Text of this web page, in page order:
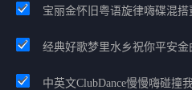
宝丽金怀旧粤语旋律嗨碟混